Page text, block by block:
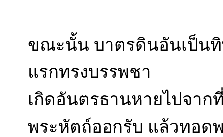
ขณะนั้น บาตรดินอันเป็น
แรกทรงบรรพชา
เกิดอันตรธานหายไปจาก
พระหัตถ์ออกรับ แล้วทอด